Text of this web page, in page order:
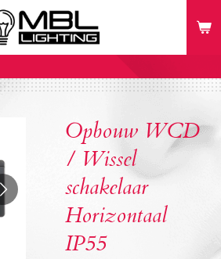
Opbouw WCD
/ Wissel
schakelaar
Horizontaal
IP55